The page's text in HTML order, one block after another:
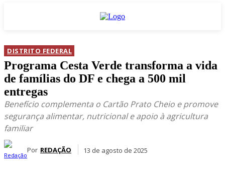
DISTRITO FEDERAL
Programa Cesta Verde transforma a vida
de famílias do DF e chega a 500 mil
entregas
Benefício complementa o Cartão Prato Cheio e promove
segurança alimentar, nutricional e apoio à agricultura
familiar
Por REDAÇÃO 13 de agosto de 2025